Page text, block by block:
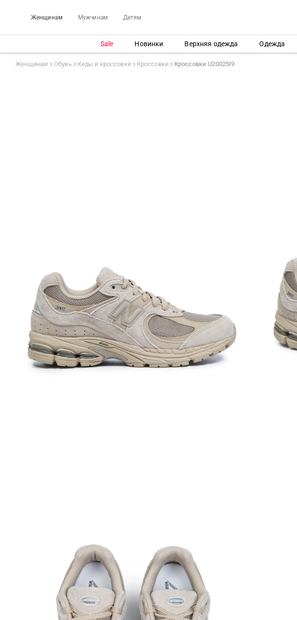
Женщинам Мужчинам Детям
Sale Новинки Верхняя одежда Одежда
Женщинам Обувь Кеды и кроссовки Кроссовки Кроссовки U20025I9